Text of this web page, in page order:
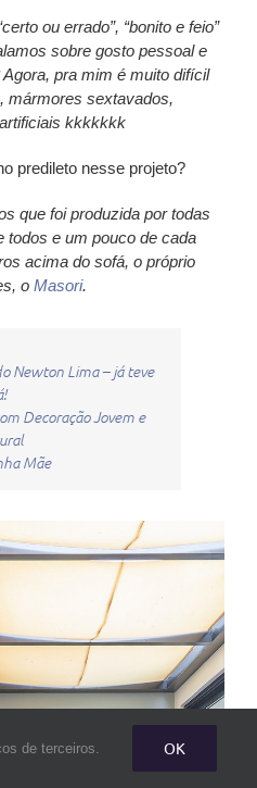
ou errado”, “bonito e feio”
sobre gosto pessoal e
pra mim é muito difícil
mármores sextavados,
kkkkkkk
predileto nesse projeto?
que foi produzida por todas
todos e um pouco de cada
acima do sofá, o próprio
o Masori.
Newton Lima – já teve
Decoração Jovem e
Mãe
de terceiros. OK